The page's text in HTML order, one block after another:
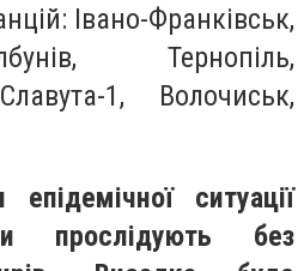
Івано-Франківськ,
Тернопіль,
1, Волочиськ,
ситуації
прослідують без